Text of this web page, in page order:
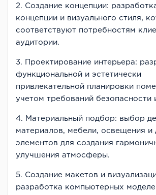
2. Создание концепции:
концепции и визуального стиля,
соответствуют потребностям
аудитории.
3. Проектирование интерьера:
функциональной и эстетически
привлекательной планировки
учетом требований безопасности
4. Материальный подбор: выбор
материалов, мебели, освещения и
элементов для создания
улучшения атмосферы.
5. Создание макетов и
разработка компьютерных